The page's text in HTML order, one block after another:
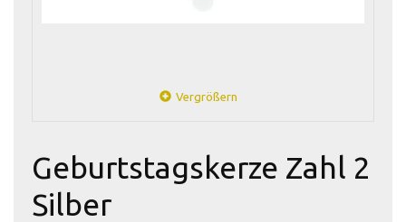
Vergrößern
Geburtstagskerze Zahl 2
Silber